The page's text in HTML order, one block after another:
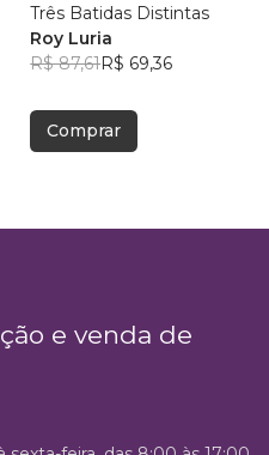
Três Batidas Distintas
Roy Luria
R$ 87,61R$ 69,36
Comprar
e venda de